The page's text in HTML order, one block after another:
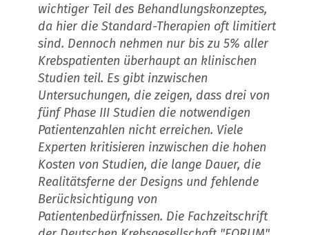
wichtiger Teil des Behandlungskonzeptes,
da hier die Standard-Therapien oft limitiert
sind. Dennoch nehmen nur bis zu 5% aller
Krebspatienten überhaupt an klinischen
Studien teil. Es gibt inzwischen
Untersuchungen, die zeigen, dass drei von
fünf Phase III Studien die notwendigen
Patientenzahlen nicht erreichen. Viele
Experten kritisieren inzwischen die hohen
Kosten von Studien, die lange Dauer, die
Realitätsferne der Designs und fehlende
Berücksichtigung von
Patientenbedürfnissen. Die Fachzeitschrift